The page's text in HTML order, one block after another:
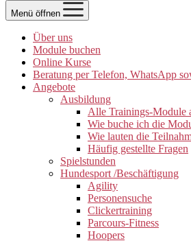
Menü öffnen
Über uns
Module buchen
Online Kurse
Beratung per Telefon, WhatsApp
Angebote
Ausbildung
Alle Trainings-Module
Wie buche ich die
Wie lauten die
Häufig gestellte Fragen
Spielstunden
Hundesport /Beschäftigung
Agility
Personensuche
Clickertraining
Parcours-Fitness
Hoopers